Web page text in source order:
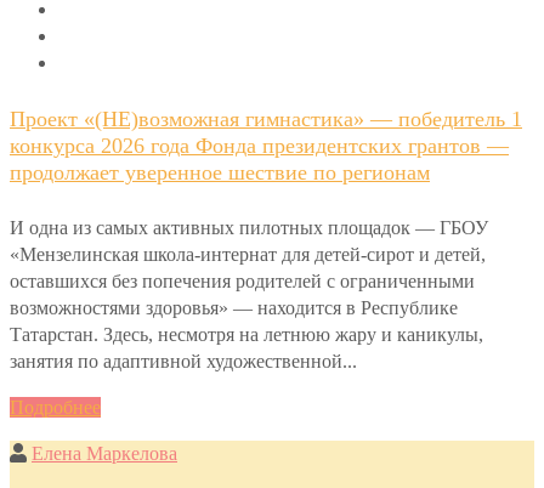
Проект «(НЕ)возможная гимнастика» — победитель 1
конкурса 2026 года Фонда президентских грантов —
продолжает уверенное шествие по регионам
И одна из самых активных пилотных площадок — ГБОУ
«Мензелинская школа-интернат для детей-сирот и детей,
оставшихся без попечения родителей с ограниченными
возможностями здоровья» — находится в Республике
Татарстан. Здесь, несмотря на летнюю жару и каникулы,
занятия по адаптивной художественной...
Подробнее
Елена Маркелова